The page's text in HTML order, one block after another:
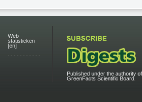
Web
statistieken
[en]
Published under the authority
GreenFacts Scientific Board.